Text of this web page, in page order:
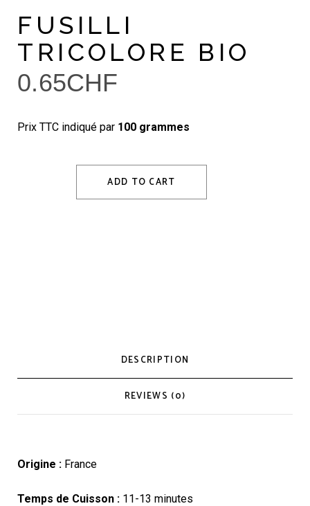
FUSILLI
TRICOLORE BIO
0.65CHF
Prix TTC indiqué par 100 grammes
ADD TO CART
DESCRIPTION
REVIEWS (0)
Origine : France
Temps de Cuisson : 11-13 minutes